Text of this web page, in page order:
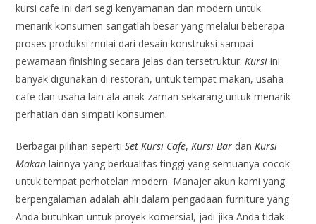
kursi cafe ini dari segi kenyamanan dan modern untuk
menarik konsumen sangatlah besar yang melalui beberapa
proses produksi mulai dari desain konstruksi sampai
pewarnaan finishing secara jelas dan tersetruktur. Kursi ini
banyak digunakan di restoran, untuk tempat makan, usaha
cafe dan usaha lain ala anak zaman sekarang untuk menarik
perhatian dan simpati konsumen.
Berbagai pilihan sepertiSet Kursi Cafe, Kursi Bar dan Kursi
Makan lainnya yang berkualitas tinggi yang semuanya cocok
untuk tempat perhotelan modern. Manajer akun kami yang
berpengalaman adalah ahli dalam pengadaan furniture yang
Anda butuhkan untuk proyek komersial, jadi jika Anda tidak